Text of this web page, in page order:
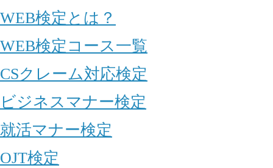
WEB検定とは？
WEB検定コース一覧
CSクレーム対応検定
ビジネスマナー検定
就活マナー検定
OJT検定